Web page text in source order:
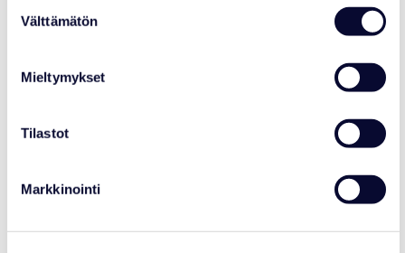
valinta
Välttämätön
Mieltymykset
Tilastot
Markkinointi